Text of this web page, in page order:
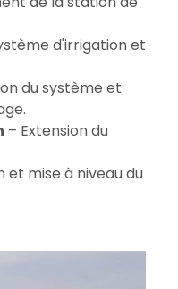
d'irrigation et
du système et
– Extension du
et mise à niveau du